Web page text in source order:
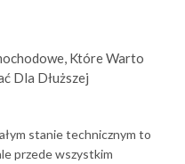
Które Warto
Dla Dłuższej
stanie technicznym to
przede wszystkim